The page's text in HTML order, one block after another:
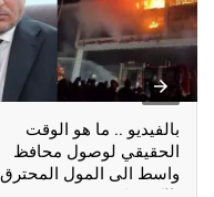
بالفيديو .. ما هو الوقت
الحقيقي لوصول محافظ
واسط الى المول المحترق